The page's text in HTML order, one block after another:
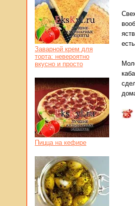
Заварной крем для
торта: невероятно
вкусно и просто
Пицца на кефире